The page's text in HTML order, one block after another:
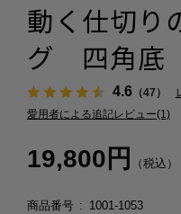
動く仕切り
グ 四角底
4.6（47）
愛用者による追記レビュー(1)
19,800円 （税込）
商品番号
1001-1053